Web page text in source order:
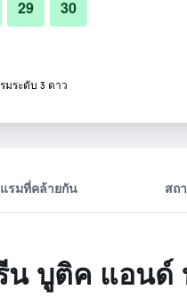
รูปภาพของ โรงแรมบีทู กรีน บูติค แอนด์
รมที่คล้ายกัน สถ
บูติค แอนด์
29 30
มระดับ 3 ดาว